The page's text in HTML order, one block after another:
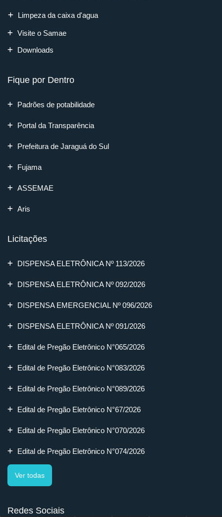
Limpeza da caixa d'agua
Visite o Samae
Downloads
Fique por Dentro
Padrões de potabilidade
Portal da Transparência
Prefeitura de Jaraguá do Sul
Fujama
ASSEMAE
Aris
Licitações
DISPENSA ELETRÔNICA Nº 113/2026
DISPENSA ELETRÔNICA Nº 092/2026
DISPENSA EMERGENCIAL Nº 096/2026
DISPENSA ELETRÔNICA Nº 091/2026
Edital de Pregão Eletrônico N°065/2026
Edital de Pregão Eletrônico N°083/2026
Edital de Pregão Eletrônico N°089/2026
Edital de Pregão Eletrônico N°67/2026
Edital de Pregão Eletrônico N°070/2026
Edital de Pregão Eletrônico N°074/2026
Ver todas
Redes Sociais